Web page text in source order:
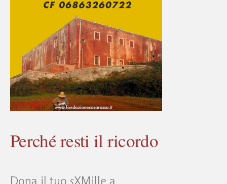
Perché resti il ricordo
Dona il tuo 5XMille a